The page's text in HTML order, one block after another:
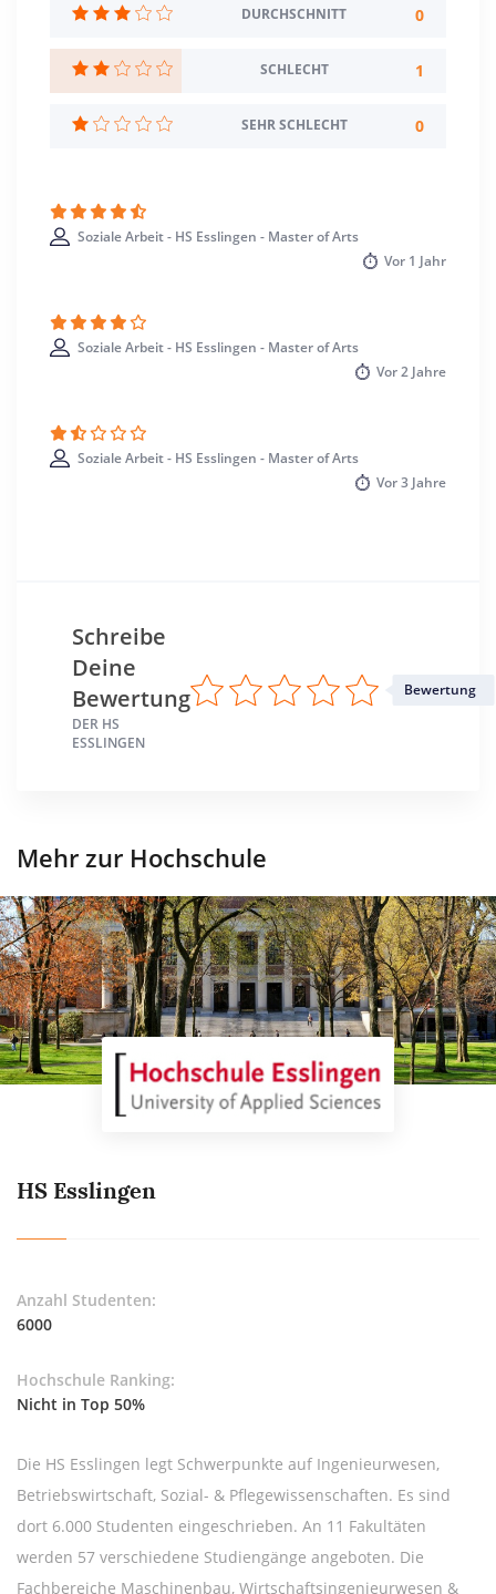
Studienbeginn
Sommersemester
Standort
Esslingen am Neckar >> Esslingen
DURCHSCHNITT 0
SCHLECHT 1
SEHR SCHLECHT 0
Soziale Arbeit - HS Esslingen - Master of Arts
Vor 1 Jahr
Soziale Arbeit - HS Esslingen - Master of Arts
Vor2 Jahre
Soziale Arbeit - HS Esslingen - Master of Arts
Vor3 Jahre
Schreibe
Deine
Bewertung
DER HS
ESSLINGEN
Bewertung
Mehr zur Hochschule
HS Esslingen
Anzahl Studenten:
6000
Hochschule Ranking:
Nicht in Top 50%
Die HS Esslingen legt Schwerpunkte auf Ingenieurwesen,
Betriebswirtschaft, Sozial- & Pflegewissenschaften. Es sind
dort 6.000 Studenten eingeschrieben. An 11 Fakultäten
werden 57 verschiedene Studiengänge angeboten. Die
Fachbereiche Maschinenbau, Wirtschaftsingenieurwesen &